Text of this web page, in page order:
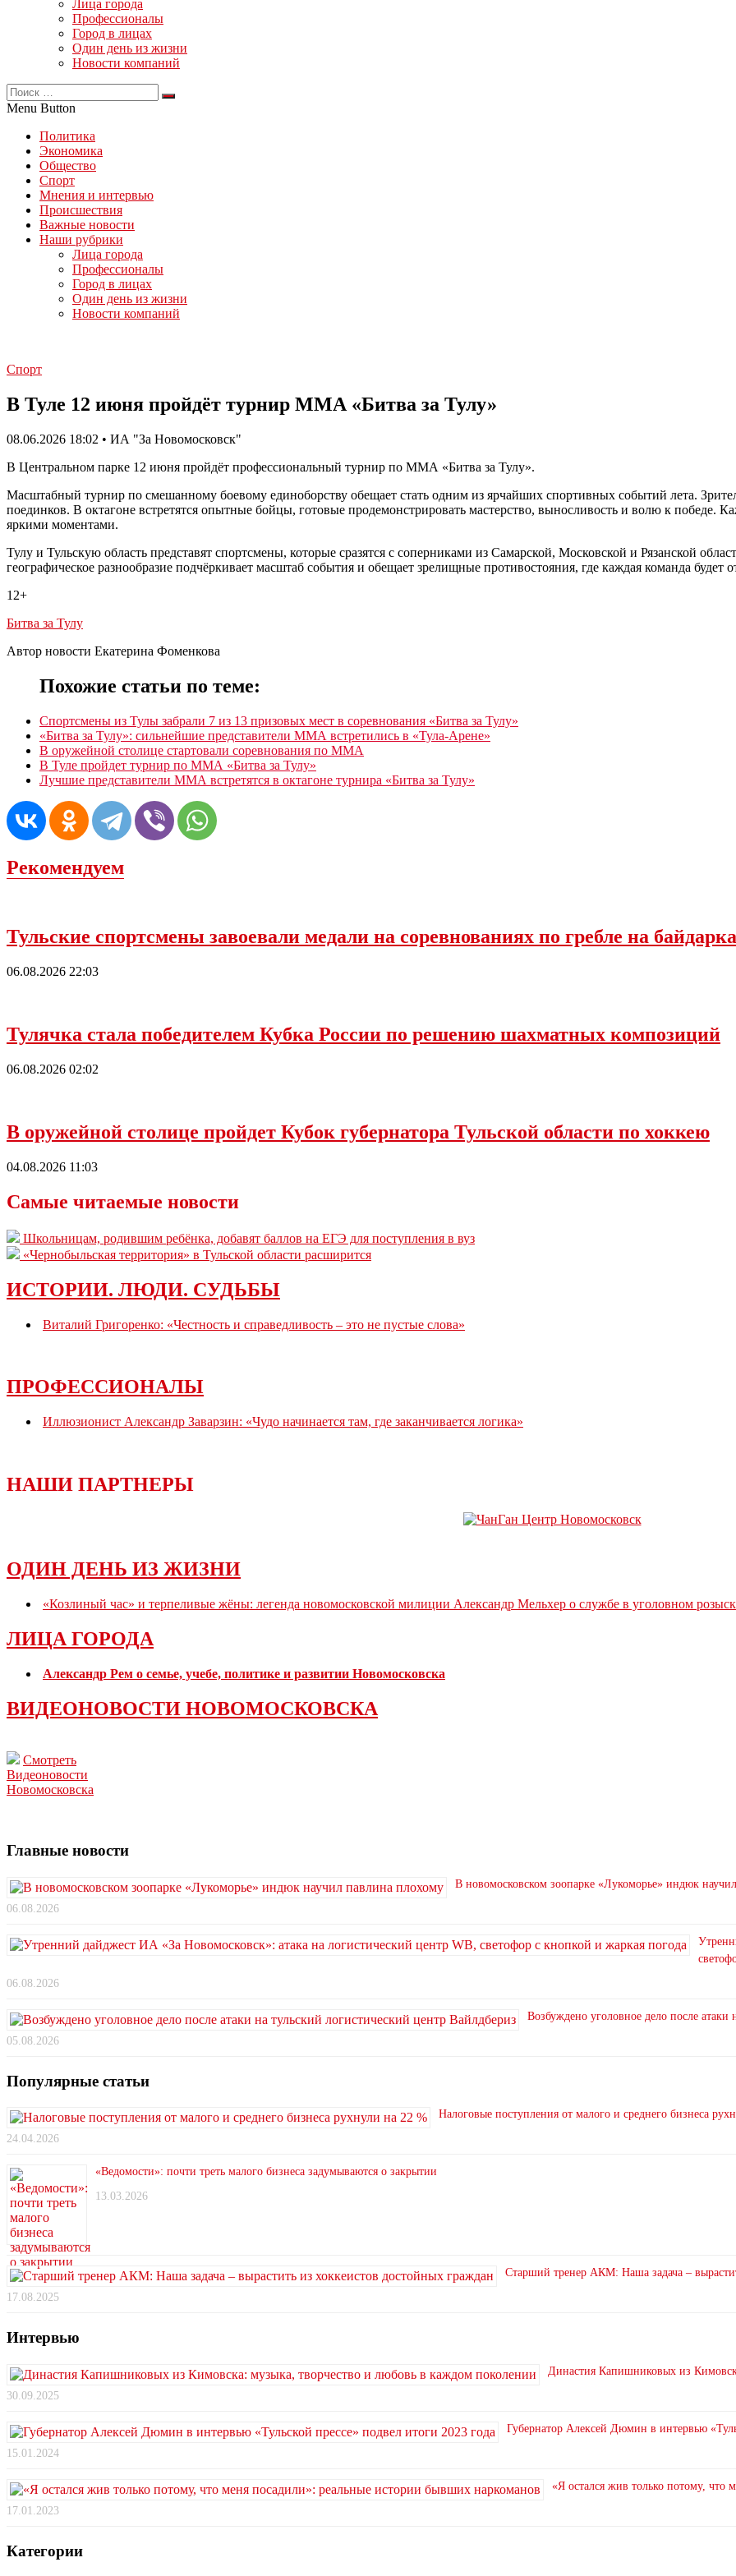
Лица города
Профессионалы
Город в лицах
Один день из жизни
Новости компаний
Menu Button
Политика
Экономика
Общество
Спорт
Мнения и интервью
Происшествия
Важные новости
Наши рубрики
Лица города
Профессионалы
Город в лицах
Один день из жизни
Новости компаний
Спорт
В Туле 12 июня пройдёт турнир ММА «Битва за Тулу»
08.06.2026 18:02 • ИА "За Новомосковск"
В Центральном парке 12 июня пройдёт профессиональный турнир по ММА «Битва за Тулу».
Масштабный турнир по смешанному боевому единоборству обещает стать одним из ярчайших спортивных событий лета.
поединков. В октагоне встретятся опытные бойцы, готовые продемонстрировать мастерство, выносливость и волю к победе.
яркими моментами.
Тулу и Тульскую область представят спортсмены, которые сразятся с соперниками из Самарской, Московской и Рязанской
географическое разнообразие подчёркивает масштаб события и обещает зрелищные противостояния, где каждая команда будет
12+
Битва за Тулу
Автор новости Екатерина Фоменкова
Похожие статьи по теме:
Спортсмены из Тулы забрали 7 из 13 призовых мест в соревнования «Битва за Тулу»
«Битва за Тулу»: сильнейшие представители ММА встретились в «Тула-Арене»
В оружейной столице стартовали соревнования по ММА
В Туле пройдет турнир по ММА «Битва за Тулу»
Лучшие представители ММА встретятся в октагоне турнира «Битва за Тулу»
Рекомендуем
Тульские спортсмены завоевали медали на соревнованиях по гребле на
06.08.2026 22:03
Тулячка стала победителем Кубка России по решению шахматных композиций
06.08.2026 02:02
В оружейной столице пройдет Кубок губернатора Тульской области по хоккею
04.08.2026 11:03
Самые читаемые новости
Школьницам, родившим ребёнка, добавят баллов на ЕГЭ для поступления в вуз
«Чернобыльская территория» в Тульской области расширится
ИСТОРИИ. ЛЮДИ. СУДЬБЫ
Виталий Григоренко: «Честность и справедливость – это не пустые слова»
ПРОФЕССИОНАЛЫ
Иллюзионист Александр Заварзин: «Чудо начинается там, где заканчивается логика»
НАШИ ПАРТНЕРЫ
ОДИН ДЕНЬ ИЗ ЖИЗНИ
«Козлиный час» и терпеливые жёны: легенда новомосковской милиции Александр Мельхер о службе в уголовном
ЛИЦА ГОРОДА
Александр Рем о семье, учебе, политике и развитии Новомосковска
ВИДЕОНОВОСТИ НОВОМОСКОВСКА
Смотреть
Видеоновости
Новомосковска
Главные новости
В новомосковском зоопарке «Лукоморье» индюк
06.08.2026
06.08.2026
Возбуждено уголовное дело после атаки
05.08.2026
Популярные статьи
Налоговые поступления от малого и среднего бизнеса
24.04.2026
«Ведомости»: почти треть малого бизнеса задумываются о закрытии
13.03.2026
Старший тренер АКМ: Наша задача –
17.08.2025
Интервью
Династия Капишниковых из
30.09.2025
Губернатор Алексей Дюмин в интервью
15.01.2024
«Я остался жив только потому, что
17.01.2023
Категории